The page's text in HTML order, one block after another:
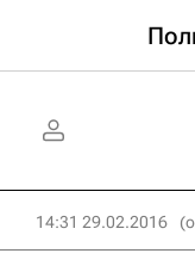
14:31 29.02.2016